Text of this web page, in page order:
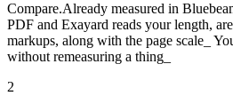
Compare.Already measured in
PDF and Exayard reads your length,
markups, along with the page scale_
without remeasuring a thing_
2